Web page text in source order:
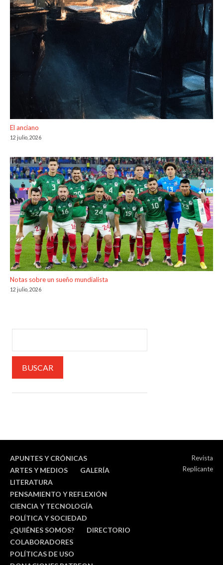
El anciano
12 julio, 2026
Notas sobre un sueño mundialista
12 julio, 2026
APUNTES Y CRÓNICAS
ARTES Y MEDIOS
GALERÍA
LITERATURA
PENSAMIENTO Y REFLEXIÓN
CIENCIA Y TECNOLOGÍA
POLÍTICA Y SOCIEDAD
¿QUIÉNES SOMOS?
DIRECTORIO
COLABORADORES
POLÍTICAS DE USO
Revista
Replicante